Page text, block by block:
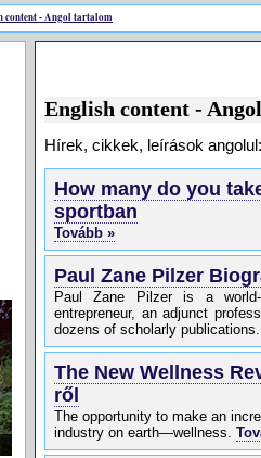
content - Angol tartalom
English content -
Hírek, cikkek, leírások angolul:
How many do you
sportban
Tovább »
Paul Zane Pilzer
Paul Zane Pilzer is a world-
entrepreneur, an adjunct
dozens of scholarly
The New Wellness
ről
The opportunity to make an
industry on earth—wellness.